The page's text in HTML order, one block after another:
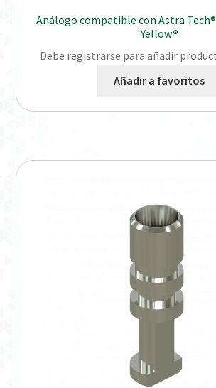
Productos Favoritos
Uso previsto
Verification Required
Análogo compatible con Astra Tech®
Yellow®
Debe registrarse para añadir
Añadir a favoritos